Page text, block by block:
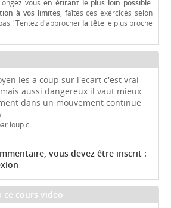
vous en étirant le plus loin possible.
à vos limites, faîtes ces exercices selon
! Tentez d'approcher la tête le plus proche
les a coup sur l'ecart c'est vrai
aussi dangereux il vaut mieux
dans un mouvement continue
loup c.
vous devez être inscrit :
ce cours video